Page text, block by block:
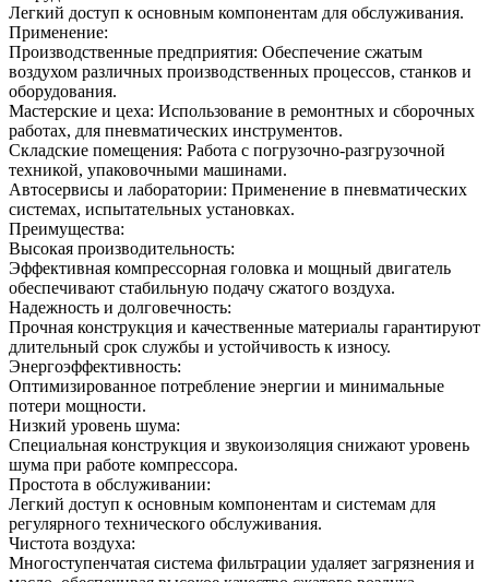
Легкий доступ к основным компонентам для обслуживания.
Применение:
Производственные предприятия: Обеспечение сжатым
воздухом различных производственных процессов, станков и
оборудования.
Мастерские и цеха: Использование в ремонтных и сборочных
работах, для пневматических инструментов.
Складские помещения: Работа с погрузочно-разгрузочной
техникой, упаковочными машинами.
Автосервисы и лаборатории: Применение в пневматических
системах, испытательных установках.
Преимущества:
Высокая производительность:
Эффективная компрессорная головка и мощный двигатель
обеспечивают стабильную подачу сжатого воздуха.
Надежность и долговечность:
Прочная конструкция и качественные материалы гарантируют
длительный срок службы и устойчивость к износу.
Энергоэффективность:
Оптимизированное потребление энергии и минимальные
потери мощности.
Низкий уровень шума:
Специальная конструкция и звукоизоляция снижают уровень
шума при работе компрессора.
Простота в обслуживании:
Легкий доступ к основным компонентам и системам для
регулярного технического обслуживания.
Чистота воздуха:
Многоступенчатая система фильтрации удаляет загрязнения и